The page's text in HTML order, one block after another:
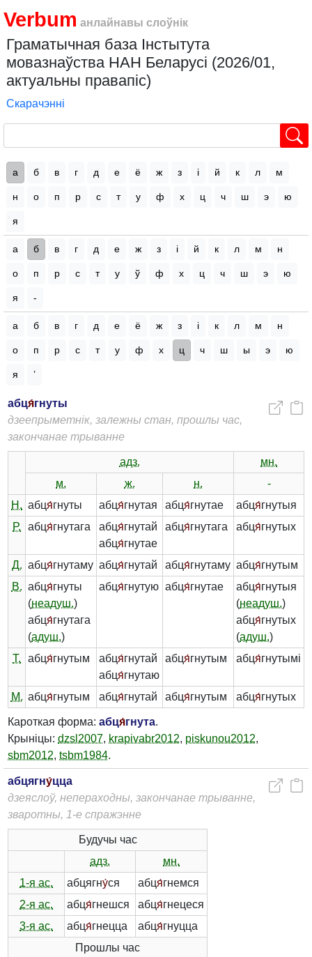
Verbum анлайнавы слоўнік
Граматычная база Інстытута
мовазнаўства НАН Беларусі (2026/01,
актуальны правапіс)
Скарачэнні
а б в г д е ё ж з і й к л м
н о п р с т у ф х ц ч ш э ю
я
а б в г д е ж з і й к л м н
о п р с т у ў ф х ц ч ш э ю
я -
а б в г д е ё ж з і к л м н
о п р с т у ф х ц ч ш ы э ю
я ’
абця́гнуты
дзеепрыметнік, залежны стан, прошлы час,
закончанае трыванне
адз.
мн.
м.
ж. н.
-
Н. абця́гнуты абця́гнутая абця́гнутае абця́гнутыя
Р.
абця́гнутага абця́гнутай
абця́гнутае
абця́гнутага абця́гнутых
Д. абця́гнутаму абця́гнутай абця́гнутаму абця́гнутым
В. абця́гнуты
(неадуш.)
абця́гнутага
(адуш.)
абця́гнутую абця́гнутае абця́гнутыя
(неадуш.)
абця́гнутых
(адуш.)
Т.
абця́гнутым абця́гнутай
абця́гнутаю
абця́гнутым абця́гнутымі
М. абця́гнутым абця́гнутай абця́гнутым абця́гнутых
Кароткая форма: абця́гнута.
Крыніцы: dzsl2007, krapivabr2012, piskunou2012,
sbm2012, tsbm1984.
абцягну́цца
дзеяслоў, непераходны, закончанае трыванне,
зваротны, 1-е спражэнне
Будучы час
адз.
мн.
1-я ас.
абцягну́ся абця́гнемся
2-я ас.
абця́гнешся абця́гнецеся
3-я ас.
абця́гнецца абця́гнуцца
Прошлы час